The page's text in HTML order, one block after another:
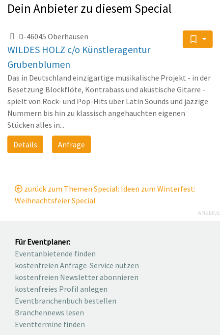
Dein Anbieter zu diesem Special
D-46045 Oberhausen
WILDES HOLZ c/o Künstleragentur
Grubenblumen
Das in Deutschland einzigartige musikalische Projekt - in der
Besetzung Blockflöte, Kontrabass und akustische Gitarre -
spielt von Rock- und Pop-Hits über Latin Sounds und jazzige
Nummern bis hin zu klassisch angehauchten eigenen
Stücken alles in...
Details
Anfrage
zurück zum Themen Special: Ideen zum Winterfest:
Weihnachtsfeier Special
ANZEIGE
Für Eventplaner:
Eventanbietende finden
kostenfreien Anfrage-Service nutzen
kostenfreien Newsletter abonnieren
kostenfreies Profil anlegen
Eventbranchenbuch bestellen
Branchennews lesen
Eventtermine finden